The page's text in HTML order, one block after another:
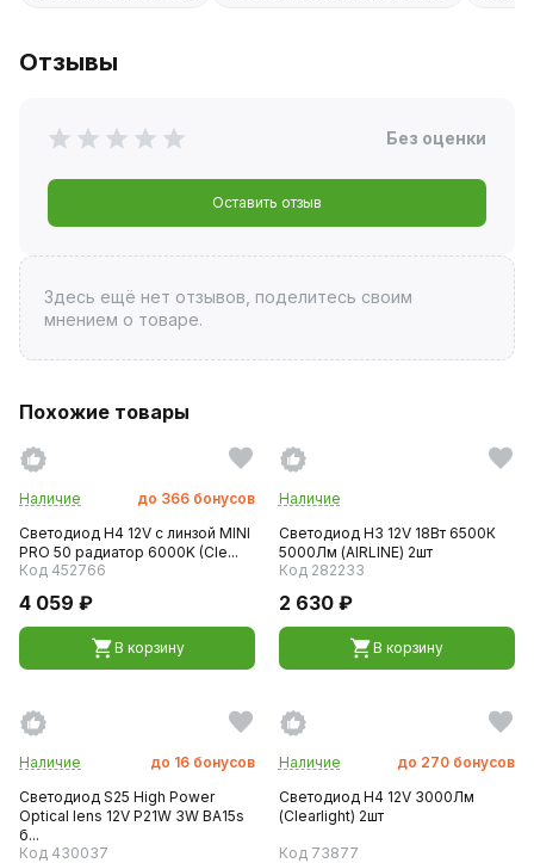
Отзывы
Без оценки
Оставить отзыв
Здесь ещё нет отзывов, поделитесь своим
мнением о товаре.
Похожие товары
Наличие до 366 бонусов
Светодиод H4 12V с линзой MINI
PRO 50 радиатор 6000K (Cle...
Код 452766
4 059 ₽
В корзину
Наличие
Светодиод H3 12V 18Вт 6500К
5000Лм (AIRLINE) 2шт
Код 282233
2 630 ₽
В корзину
Наличие до 16 бонусов
Светодиод S25 High Power
Optical lens 12V P21W 3W BA15s
б...
Код 430037
Наличие до 270 бонусов
Светодиод H4 12V 3000Лм
(Clearlight) 2шт
Код 73877